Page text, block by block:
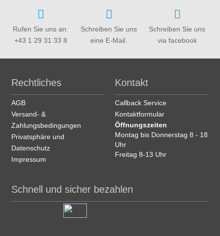
Rufen Sie uns an:
+43 1 29 31 33 8
Schreiben Sie uns
eine E-Mail.
Schreiben Sie uns
via facebook
Rechtliches
AGB
Versand- &
Zahlungsbedingungen
Privatsphäre und
Datenschutz
Impressum
Kontakt
Callback Service
Kontaktformular
Öffnungszeiten
Montag bis Donnerstag 8 - 18
Uhr
Freitag 8-13 Uhr
Schnell und sicher bezahlen